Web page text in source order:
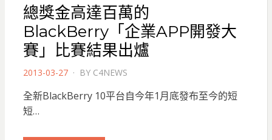
總獎金高達百萬的
BlackBerry「企業APP開發大
賽」比賽結果出爐
POSTED
2013-03-27 BY C4NEWS
全新BlackBerry 10平台自今年1月底發布至今的短
短…